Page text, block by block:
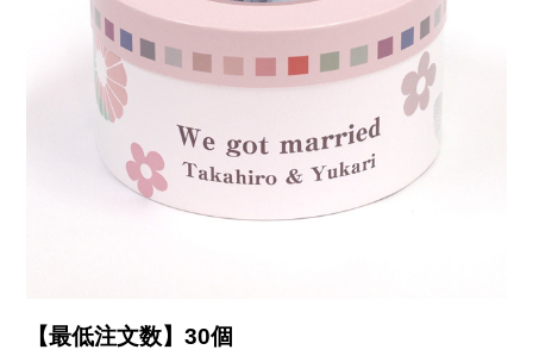
【最低注文数】30個